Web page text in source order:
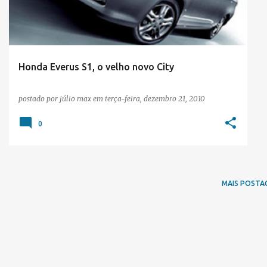
t
a
g
Honda Everus S1, o velho novo City
postado por júlio max em terça-feira, dezembro 21, 2010
0
MAIS